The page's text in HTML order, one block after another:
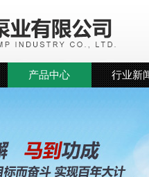
产品中心 行业新